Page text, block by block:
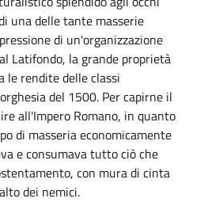
una delle tante masserie
di un'organizzazione
Latifondo, la grande proprietà
le rendite delle classi
del 1500. Per capirne il
all'Impero Romano, in quanto
di masseria economicamente
e consumava tutto ciò che
con mura di cinta
dei nemici.